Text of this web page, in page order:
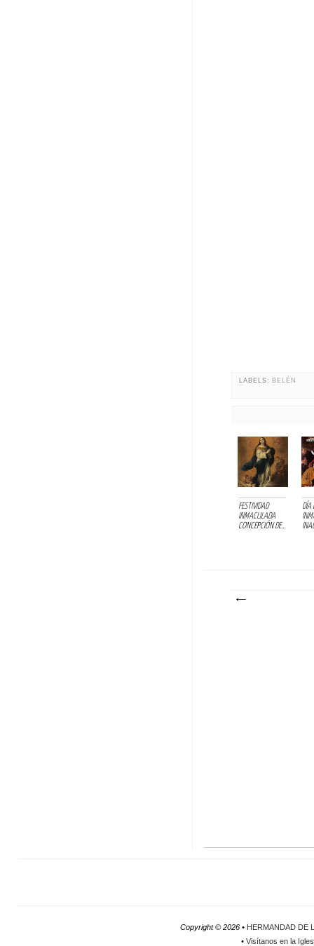
LABELS: BELÉN
FESTIVIDAD
INMACULADA
CONCEPCIÓN DE...
DÍA
Copyright ©2026 • HERMANDAD DE
•Visítanos en la